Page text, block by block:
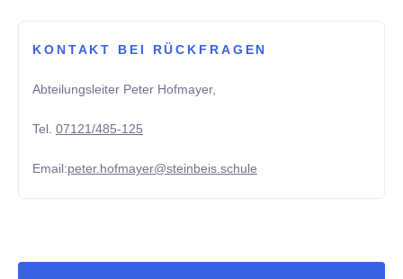
KONTAKT BEI RÜCKFRAGEN
Abteilungsleiter Peter Hofmayer,
Tel. 07121/485-125
Email:peter.hofmayer@steinbeis.schule